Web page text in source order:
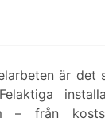
är det
– från